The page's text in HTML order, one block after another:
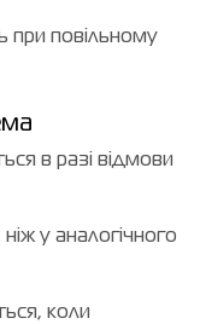
при повільному
в разі відмови
у аналогічного
коли